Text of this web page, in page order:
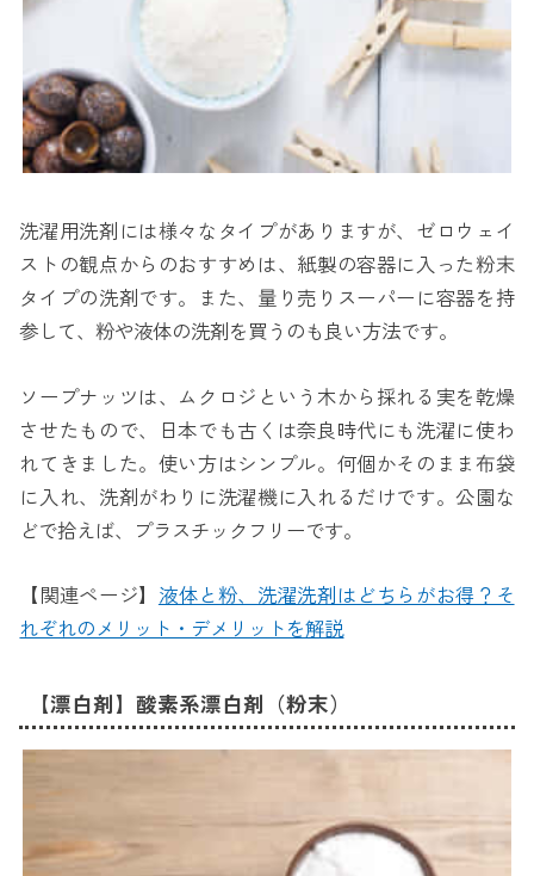
洗濯用洗剤には様々なタイプがありますが、ゼロウェイ
ストの観点からのおすすめは、紙製の容器に入った粉末
タイプの洗剤です。また、量り売りスーパーに容器を持
参して、粉や液体の洗剤を買うのも良い方法です。
ソープナッツは、ムクロジという木から採れる実を乾燥
させたもので、日本でも古くは奈良時代にも洗濯に使わ
れてきました。使い方はシンプル。何個かそのまま布袋
に入れ、洗剤がわりに洗濯機に入れるだけです。公園な
どで拾えば、プラスチックフリーです。
【関連ページ】 液体と粉、洗濯洗剤はどちらがお得？そ
れぞれのメリット・デメリットを解説
【漂白剤】酸素系漂白剤（粉末）